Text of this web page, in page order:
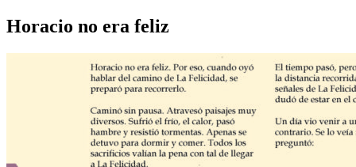
Horacio no era feliz